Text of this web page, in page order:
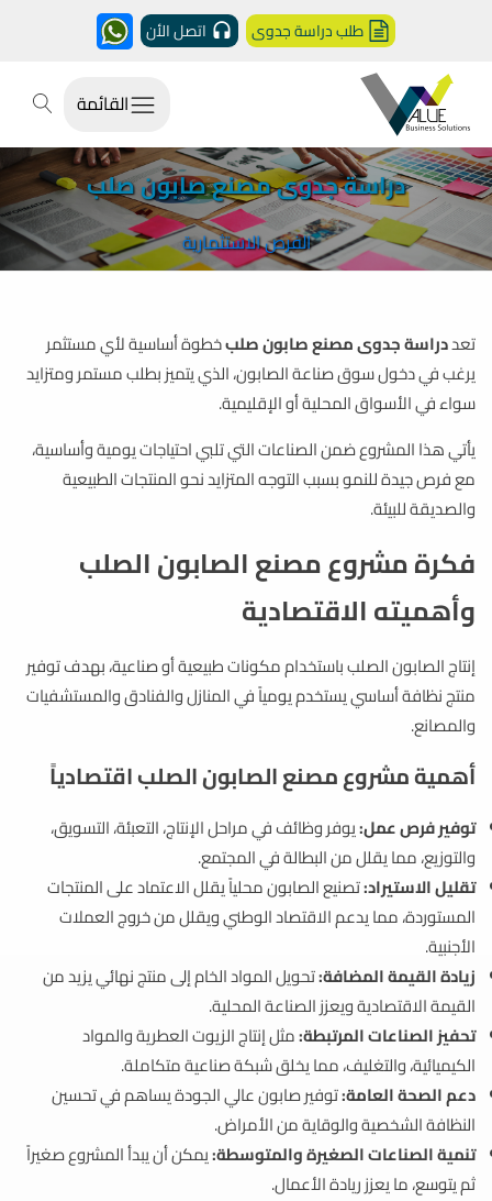
طلب دراسة جدوى اتصل الأن
القائمة
دراسة جدوى مصنع صابون صلب
الفرص الاستثمارية
تعددراسة جدوى مصنع صابون صلبخطوة أساسية لأي مستثمر
يرغب في دخول سوق صناعة الصابون، الذي يتميز بطلب مستمر ومتزايد
سواء في الأسواق المحلية أو الإقليمية.
يأتي هذا المشروع ضمن الصناعات التي تلبي احتياجات يومية وأساسية،
مع فرص جيدة للنمو بسبب التوجه المتزايد نحو المنتجات الطبيعية
والصديقة للبيئة.
فكرة مشروع مصنع الصابون الصلب
وأهميته الاقتصادية
إنتاج الصابون الصلب باستخدام مكونات طبيعية أو صناعية، بهدف توفير
منتج نظافة أساسي يستخدم يومياً في المنازل والفنادق والمستشفيات
والمصانع.
أهمية مشروع مصنع الصابون الصلب اقتصادياً
توفير فرص عمل:يوفر وظائف في مراحل الإنتاج، التعبئة، التسويق،
والتوزيع، مما يقلل من البطالة في المجتمع.
تقليل الاستيراد:تصنيع الصابون محلياً يقلل الاعتماد على المنتجات
المستوردة، مما يدعم الاقتصاد الوطني ويقلل من خروج العملات
الأجنبية.
زيادة القيمة المضافة:تحويل المواد الخام إلى منتج نهائي يزيد من
القيمة الاقتصادية ويعزز الصناعة المحلية.
تحفيز الصناعات المرتبطة:مثل إنتاج الزيوت العطرية والمواد
الكيميائية، والتغليف، مما يخلق شبكة صناعية متكاملة.
دعم الصحة العامة:توفير صابون عالي الجودة يساهم في تحسين
النظافة الشخصية والوقاية من الأمراض.
تنمية الصناعات الصغيرة والمتوسطة:يمكن أن يبدأ المشروع صغيراً
ثم يتوسع، ما يعزز ريادة الأعمال.